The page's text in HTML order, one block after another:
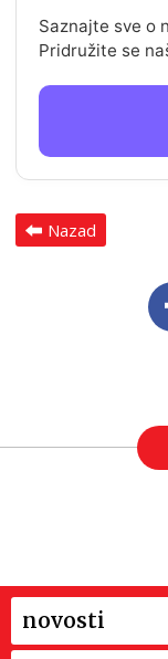
Saznajte sve o
Pridružite se
Nazad
novosti